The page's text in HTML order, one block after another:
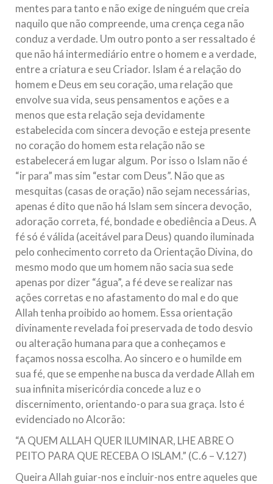
mentes para tanto e não exige de ninguém que creia
naquilo que não compreende, uma crença cega não
conduz a verdade. Um outro ponto a ser ressaltado é
que não há intermediário entre o homem e a verdade,
entre a criatura e seu Criador. Islam é a relação do
homem e Deus em seu coração, uma relação que
envolve sua vida, seus pensamentos e ações e a
menos que esta relação seja devidamente
estabelecida com sincera devoção e esteja presente
no coração do homem esta relação não se
estabelecerá em lugar algum. Por isso o Islam não é
“ir para” mas sim “estar com Deus”. Não que as
mesquitas (casas de oração) não sejam necessárias,
apenas é dito que não há Islam sem sincera devoção,
adoração correta, fé, bondade e obediência a Deus. A
fé só é válida (aceitável para Deus) quando iluminada
pelo conhecimento correto da Orientação Divina, do
mesmo modo que um homem não sacia sua sede
apenas por dizer “água”, a fé deve se realizar nas
ações corretas e no afastamento do mal e do que
Allah tenha proibido ao homem. Essa orientação
divinamente revelada foi preservada de todo desvio
ou alteração humana para que a conheçamos e
façamos nossa escolha. Ao sincero e o humilde em
sua fé, que se empenhe na busca da verdade Allah em
sua infinita misericórdia concede a luz e o
discernimento, orientando-o para sua graça. Isto é
evidenciado no Alcorão:
“A QUEM ALLAH QUER ILUMINAR, LHE ABRE O
PEITO PARA QUE RECEBA O ISLAM.” (C.6 – V.127)
Queira Allah guiar-nos e incluir-nos entre aqueles que